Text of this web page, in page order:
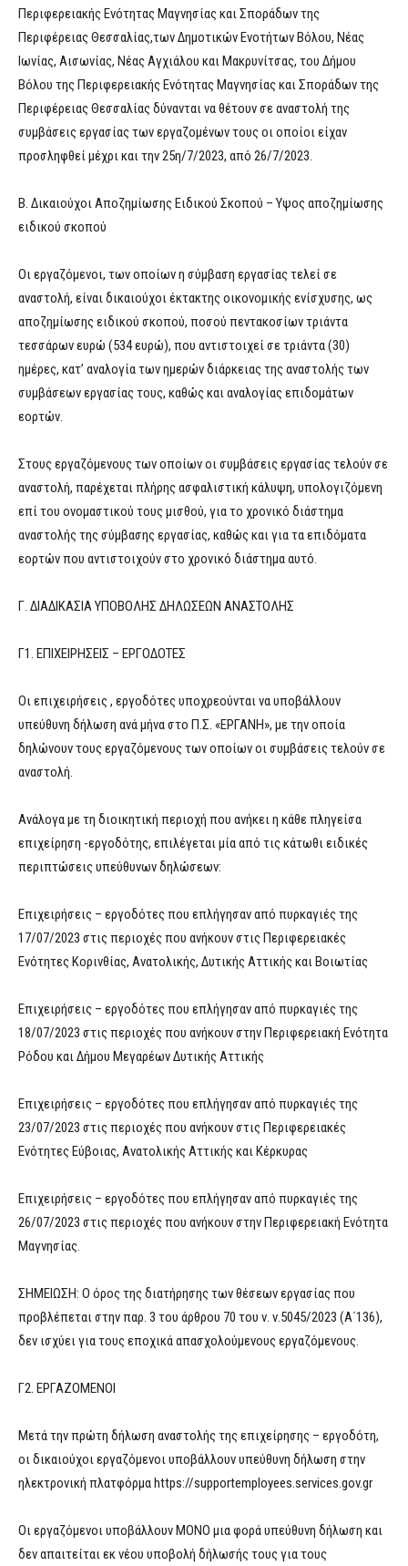
Περιφερειακής Ενότητας Μαγνησίας και Σποράδων της
Περιφέρειας Θεσσαλίας,των Δημοτικών Ενοτήτων Βόλου, Νέας
Ιωνίας, Αισωνίας, Νέας Αγχιάλου και Μακρυνίτσας, του Δήμου
Βόλου της Περιφερειακής Ενότητας Μαγνησίας και Σποράδων της
Περιφέρειας Θεσσαλίας δύνανται να θέτουν σε αναστολή της
συμβάσεις εργασίας των εργαζομένων τους οι οποίοι είχαν
προσληφθεί μέχρι και την 25η/7/2023, από 26/7/2023.
Β. Δικαιούχοι Αποζημίωσης Ειδικού Σκοπού – Υψος αποζημίωσης
ειδικού σκοπού
Οι εργαζόμενοι, των οποίων η σύμβαση εργασίας τελεί σε
αναστολή, είναι δικαιούχοι έκτακτης οικονομικής ενίσχυσης, ως
αποζημίωσης ειδικού σκοπού, ποσού πεντακοσίων τριάντα
τεσσάρων ευρώ (534 ευρώ), που αντιστοιχεί σε τριάντα (30)
ημέρες, κατ’ αναλογία των ημερών διάρκειας της αναστολής των
συμβάσεων εργασίας τους, καθώς και αναλογίας επιδομάτων
εορτών.
Στους εργαζόμενους των οποίων οι συμβάσεις εργασίας τελούν σε
αναστολή, παρέχεται πλήρης ασφαλιστική κάλυψη, υπολογιζόμενη
επί του ονομαστικού τους μισθού, για το χρονικό διάστημα
αναστολής της σύμβασης εργασίας, καθώς και για τα επιδόματα
εορτών που αντιστοιχούν στο χρονικό διάστημα αυτό.
Γ. ΔΙΑΔΙΚΑΣΙΑ ΥΠΟΒΟΛΗΣ ΔΗΛΩΣΕΩΝ ΑΝΑΣΤΟΛΗΣ
Γ1. ΕΠΙΧΕΙΡΗΣΕΙΣ – ΕΡΓΟΔΟΤΕΣ
Οι επιχειρήσεις , εργοδότες υποχρεούνται να υποβάλλουν
υπεύθυνη δήλωση ανά μήνα στο Π.Σ. «ΕΡΓΑΝΗ», με την οποία
δηλώνουν τους εργαζόμενους των οποίων οι συμβάσεις τελούν σε
αναστολή.
Ανάλογα με τη διοικητική περιοχή που ανήκει η κάθε πληγείσα
επιχείρηση -εργοδότης, επιλέγεται μία από τις κάτωθι ειδικές
περιπτώσεις υπεύθυνων δηλώσεων:
Επιχειρήσεις – εργοδότες που επλήγησαν από πυρκαγιές της
17/07/2023 στις περιοχές που ανήκουν στις Περιφερειακές
Ενότητες Κορινθίας, Ανατολικής, Δυτικής Αττικής και Βοιωτίας
Επιχειρήσεις – εργοδότες που επλήγησαν από πυρκαγιές της
18/07/2023 στις περιοχές που ανήκουν στην Περιφερειακή Ενότητα
Ρόδου και Δήμου Μεγαρέων Δυτικής Αττικής
Επιχειρήσεις – εργοδότες που επλήγησαν από πυρκαγιές της
23/07/2023 στις περιοχές που ανήκουν στις Περιφερειακές
Ενότητες Εύβοιας, Ανατολικής Αττικής και Κέρκυρας
Επιχειρήσεις – εργοδότες που επλήγησαν από πυρκαγιές της
26/07/2023 στις περιοχές που ανήκουν στην Περιφερειακή Ενότητα
Μαγνησίας.
ΣΗΜΕΙΩΣΗ: Ο όρος της διατήρησης των θέσεων εργασίας που
προβλέπεται στην παρ. 3 του άρθρου 70 του ν. ν.5045/2023 (Α΄136),
δεν ισχύει για τους εποχικά απασχολούμενους εργαζόμενους.
Γ2. ΕΡΓΑΖΟΜΕΝΟΙ
Μετά την πρώτη δήλωση αναστολής της επιχείρησης – εργοδότη,
οι δικαιούχοι εργαζόμενοι υποβάλλουν υπεύθυνη δήλωση στην
ηλεκτρονική πλατφόρμα https://supportemployees.services.gov.gr
Οι εργαζόμενοι υποβάλλουν ΜΟΝΟ μια φορά υπεύθυνη δήλωση και
δεν απαιτείται εκ νέου υποβολή δήλωσής τους για τους